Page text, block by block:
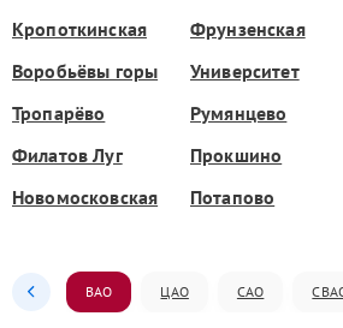
Кропоткинская
Фрунзенская
Воробьёвы горы
Университет
Тропарёво
Румянцево
Филатов Луг
Прокшино
Новомосковская
Потапово
ВАО ЦАО САО